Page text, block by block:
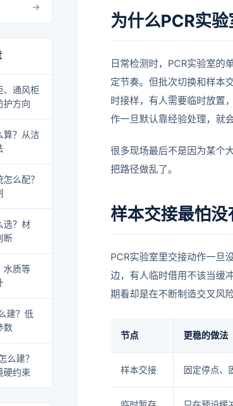
、通风柜
护方向
算？从洁
么配？
选？材
断
水质等
建？低
数
么建？
硬约束
为什么PCR实
日常检测时，PCR实验室的
定节奏。但批次切换和样本
时接样，有人需要临时放置
作一旦默认靠经验处理，就
很多现场最后不是因为某个
把路径做乱了。
样本交接最怕没
PCR实验室里交接动作一旦
边，有人临时借用不该当缓
期看却是在不断制造交叉风险
节点 更稳的做法
样本交接 固定停点、